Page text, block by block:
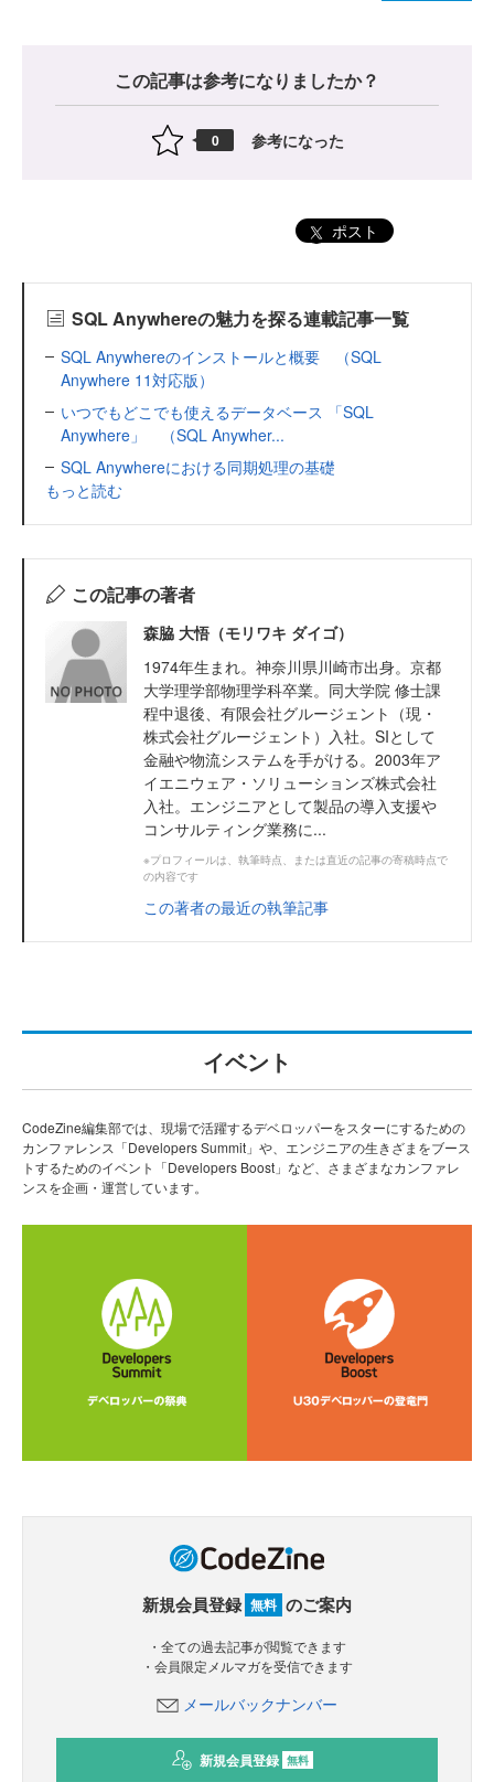
この記事は参考になりましたか？
0 参考になった
ポスト
SQL Anywhereの魅力を探る連載記事一覧
SQL Anywhereのインストールと概要 （SQL
Anywhere 11対応版）
いつでもどこでも使えるデータベース 「SQL
Anywhere」 （SQL Anywher...
SQL Anywhereにおける同期処理の基礎
もっと読む
この記事の著者
森脇 大悟（モリワキ ダイゴ）
1974年生まれ。神奈川県川崎市出身。京都
大学理学部物理学科卒業。同大学院 修士課
程中退後、有限会社グルージェント（現・
株式会社グルージェント）入社。SIとして
金融や物流システムを手がける。2003年ア
イエニウェア・ソリューションズ株式会社
入社。エンジニアとして製品の導入支援や
コンサルティング業務に...
※プロフィールは、執筆時点、または直近の記事の寄稿時点で
の内容です
この著者の最近の執筆記事
イベント
CodeZine編集部では、現場で活躍するデベロッパーをスターにするための
カンファレンス「Developers Summit」や、エンジニアの生きざまをブース
トするためのイベント「Developers Boost」など、さまざまなカンファレ
ンスを企画・運営しています。
新規会員登録 無料 のご案内
・全ての過去記事が閲覧できます
・会員限定メルマガを受信できます
メールバックナンバー
新規会員登録 無料